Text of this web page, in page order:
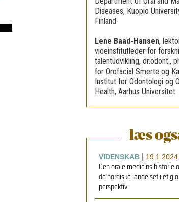
Diseases, Kuopio
Finland
Lene Baad-Hansen,
viceinstitutleder for
talentudvikling, dr.odont.,
for Orofacial Smerte og
Institut for Odontologi og
Health, Aarhus Universitet
læs
VIDENSKAB| 19.1.2024
Den orale medicins historie
de nordiske lande set i et
perspektiv